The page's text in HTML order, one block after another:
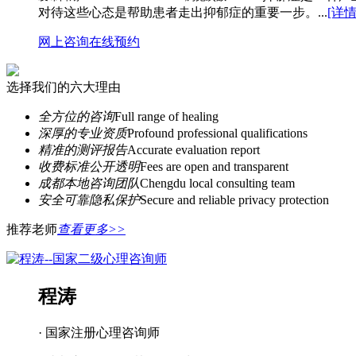
对待这些心态是帮助患者走出抑郁症的重要一步。...[详
网上咨询在线预约
选择我们的六大理由
全方位的咨询Full range of healing
深厚的专业资质Profound professional qualifications
精准的测评报告Accurate evaluation report
收费标准公开透明Fees are open and transparent
成都本地咨询团队Chengdu local consulting team
安全可靠隐私保护Secure and reliable privacy protection
推荐老师查看更多>>
程涛
· 国家注册心理咨询师